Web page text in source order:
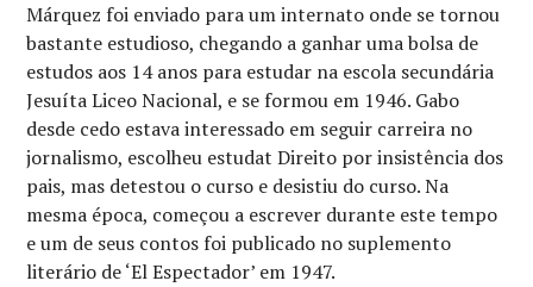
Márquez foi enviado para um internato onde se tornou
bastante estudioso, chegando a ganhar uma bolsa de
estudos aos 14 anos para estudar na escola secundária
Jesuíta Liceo Nacional, e se formou em 1946. Gabo
desde cedo estava interessado em seguir carreira no
jornalismo, escolheu estudat Direito por insistência dos
pais, mas detestou o curso e desistiu do curso. Na
mesma época, começou a escrever durante este tempo
e um de seus contos foi publicado no suplemento
literário de ‘El Espectador’ em 1947.